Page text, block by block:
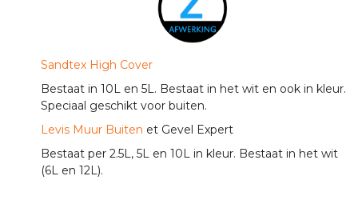
Sandtex High Cover
Bestaat in 10L en 5L. Bestaat in het wit en ook in kleur.
Speciaal geschikt voor buiten.
Levis Muur Buiten et Gevel Expert
Bestaat per 2.5L, 5L en 10L in kleur. Bestaat in het wit
(6L en 12L).